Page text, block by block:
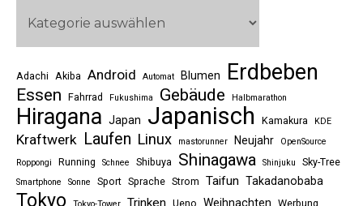
Adachi Akiba Android Automat Blumen Erdbeben
Essen Fahrrad Fukushima Gebäude Halbmarathon
Hiragana Japan Japanisch Kamakura KDE
Kraftwerk Laufen Linux mastorunner Neujahr
OpenSource
Roppongi
Running Schnee Shibuya Shinagawa Shinjuku Sky-Tree
Smartphone Sonne Sport Sprache Strom Taifun Takadanobaba
Tokyo Trinken Ueno Weihnachten Werbung